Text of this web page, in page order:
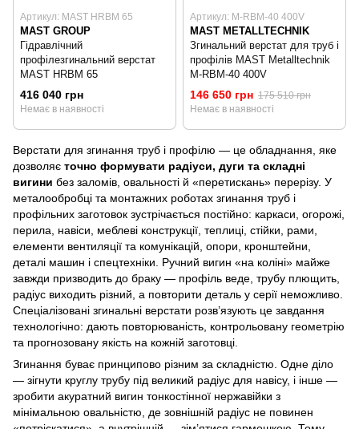
Артикул: MAST HRBM 65
MAST GROUP
Гідравлічний
профілезгинальний верстат
MAST HRBM 65
416 040 грн
Немає в наявності
Артикул: M-RBM-40 400V
MAST METALLTECHNIK
Згинальний верстат для труб і
профілів MAST Metalltechnik
M-RBM-40 400V
146 650 грн 175 510 грн
Немає в наявності
Верстати для згинання труб і профілю — це обладнання, яке
дозволяє точно формувати радіуси, дуги та складні
вигини без заломів, овальності й «перетискань» перерізу. У
металообробці та монтажних роботах згинання труб і
профільних заготовок зустрічається постійно: каркаси, огорожі,
перила, навіси, меблеві конструкції, теплиці, стійки, рами,
елементи вентиляції та комунікацій, опори, кронштейни,
деталі машин і спецтехніки. Ручний вигин «на коліні» майже
завжди призводить до браку — профіль веде, трубу плющить,
радіус виходить різний, а повторити деталь у серії неможливо.
Спеціалізовані згинальні верстати розв’язують це завдання
технологічно: дають повторюваність, контрольовану геометрію
та прогнозовану якість на кожній заготовці.
Згинання буває принципово різним за складністю. Одне діло
— зігнути круглу трубу під великий радіус для навісу, і інше —
зробити акуратний вигин тонкостінної нержавійки з
мінімальною овальністю, де зовнішній радіус не повинен